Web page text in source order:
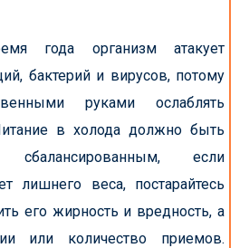
года организм атакует
бактерий и вирусов, потому
руками ослаблять
в холода должно быть
если
лишнего веса, постарайтесь
его жирность и вредность, а
или количество приемов.